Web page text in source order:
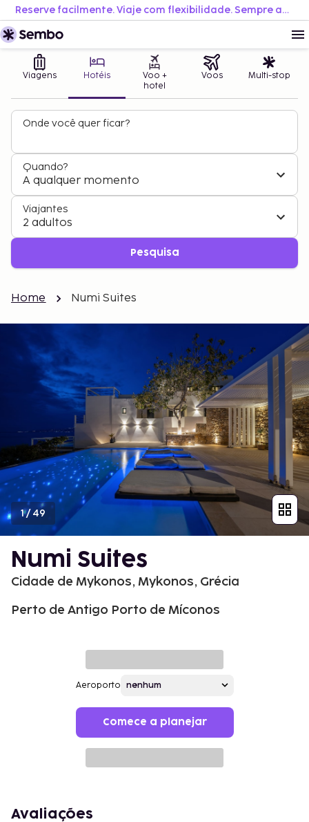
Reserve facilmente. Viaje com flexibilidade. Sempre ao melhor preço.
Viagens Hotéis
Voo +
hotel
Voos Multi-stop
Onde você quer ficar?
Quando?
A qualquer momento
Viajantes
2 adultos
Pesquisa
Home Numi Suites
1/49
Numi Suites
Cidade de Mykonos, Mykonos, Grécia
Perto de Antigo Porto de Míconos
Aeroporto
Comece a planejar
Avaliações